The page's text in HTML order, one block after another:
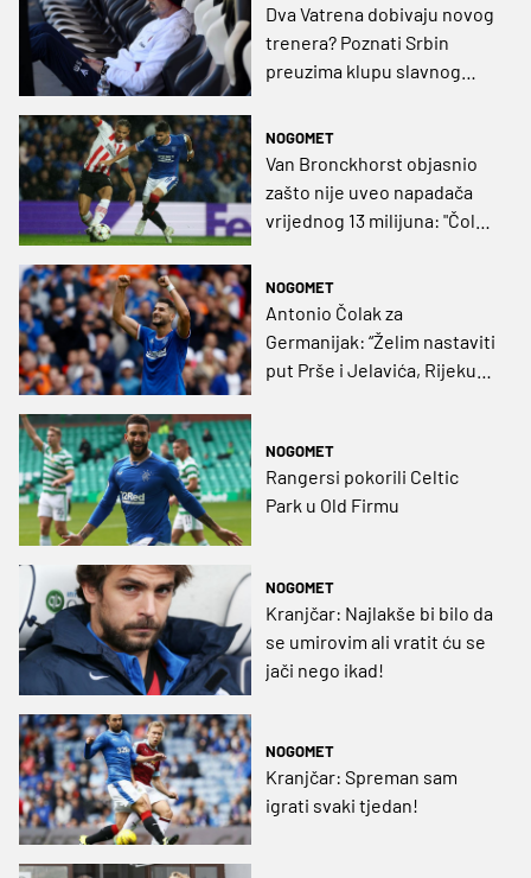
Dva Vatrena dobivaju novog
trenera? Poznati Srbin
preuzima klupu slavnog
NOGOMET
Van Bronckhorst objasnio
zašto nije uveo napadača
vrijednog 13 milijuna: "Čolak
NOGOMET
Antonio Čolak za
Germanijak: “Želim nastaviti
put Prše i Jelavića, Rijeku
nekoj dvorani”
NOGOMET
Rangersi pokorili Celtic
Park u Old Firmu
NOGOMET
Kranjčar: Najlakše bi bilo da
se umirovim ali vratit ću se
jači nego ikad!
NOGOMET
Kranjčar: Spreman sam
igrati svaki tjedan!